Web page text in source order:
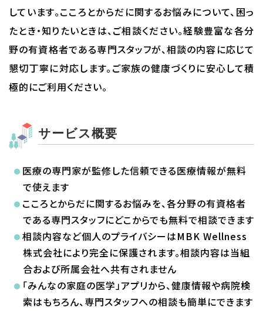
しています。こころとからだに関するお悩みについて、困っ
たとき・知りたいときは、ご相談ください。経験豊富な各分
野の有資格者である専門スタッフが、相談の内容に応じて
懇切丁寧に対応します。ご家族の健康づくりに安心して積
極的にご利用ください。
サービス概要
医療の専門家が監修した信頼できる医療情報が無料
で使えます
こころとからだに関するお悩みを、各分野の有資格者
である専門スタッフにどこからでも無料で相談できます
相談内容など個人のプライバシーはMBK Wellness
株式会社により完全に保護されます。相談内容は当組
合および所属会社へ共有されません
「みんなの家庭の医学」アプリから、健康情報や病院検
索はもちろん、専門スタッフへの相談も簡単にできます